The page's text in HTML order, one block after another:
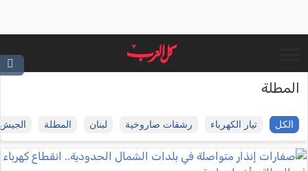
المطلة
الكل تيار الكهرباء رشقات صاروخية لبنان المطلة الجيش